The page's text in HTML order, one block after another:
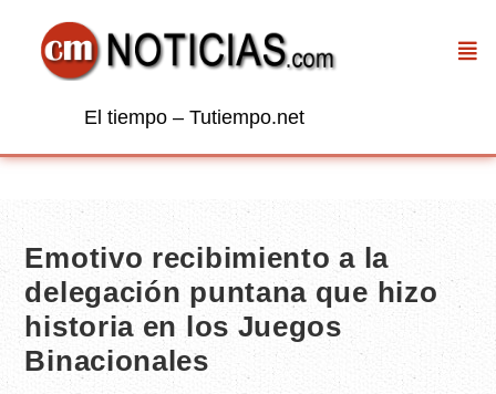
El tiempo – Tutiempo.net
Emotivo recibimiento a la
delegación puntana que hizo
historia en los Juegos
Binacionales